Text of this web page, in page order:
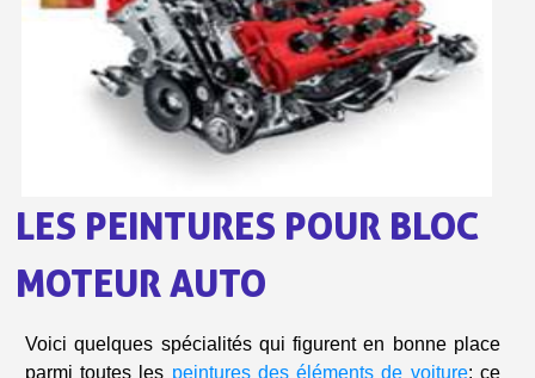
Inscription à la newsletter : 5€ de réduction
Livraison sous 24 h en France Métropolitaine
Livraison offerte en France métropolitaine pour 250€ d'achats
Paiement en 4x sans frais dès 30€ d'achats
Partagez vos créations et obtenez des bons d'achat
Gagnez des points de fidélité à chaque commande
Retour produits sous 14 jours
LES PEINTURES POUR BLOC
MOTEUR AUTO
Voici quelques spécialités qui figurent en bonne place
parmi toutes les peintures des éléments de voiture: ce